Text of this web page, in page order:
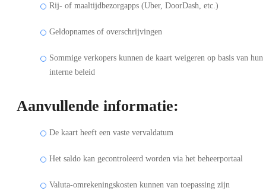
Rij- of maaltijdbezorgapps (Uber, DoorDash, etc.)
Geldopnames of overschrijvingen
Sommige verkopers kunnen de kaart weigeren op basis van hun
interne beleid
Aanvullende informatie:
De kaart heeft een vaste vervaldatum
Het saldo kan gecontroleerd worden via het beheerportaal
Valuta-omrekeningskosten kunnen van toepassing zijn